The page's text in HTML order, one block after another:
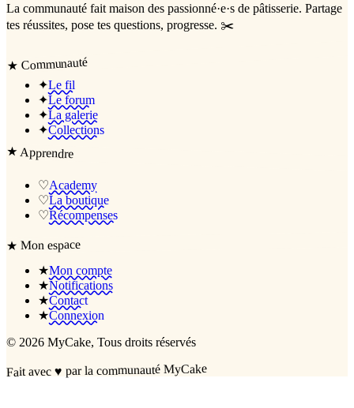
La communauté fait maison des passionné·e·s de pâtisserie. Partage
tes réussites, pose tes questions, progresse. ✂️
★ Communauté
✦Le fil
✦Le forum
✦La galerie
✦Collections
★Apprendre
♡Academy
♡La boutique
♡Récompenses
★Mon espace
★Mon compte
★Notifications
★Contact
★Connexion
© 2026 MyCake, Tous droits réservés
Fait avec♥ par la communauté MyCake